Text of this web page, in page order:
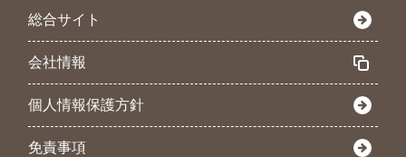
総合サイト
会社情報
個人情報保護方針
免責事項